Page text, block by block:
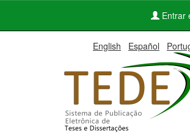
Entrar
English Español